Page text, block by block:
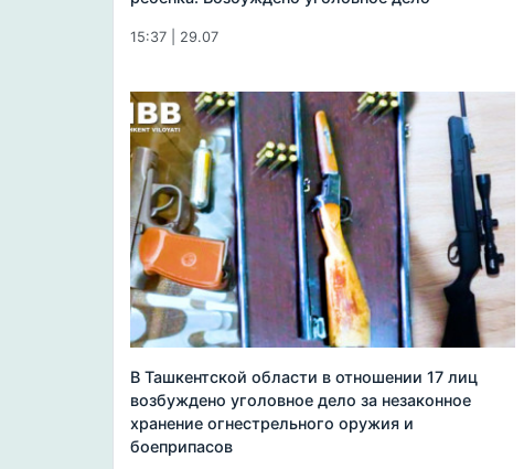
15:37 | 29.07
В Ташкентской области в отношении 17 лиц
возбуждено уголовное дело за незаконное
хранение огнестрельного оружия и
боеприпасов